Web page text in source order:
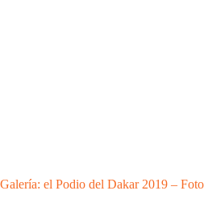
Galería: el Podio del Dakar 2019 –